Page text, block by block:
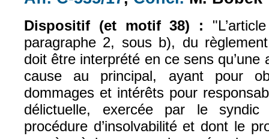
Dispositif (et motif 38) :
paragraphe 2, sous b), du
doit être interprété en ce sens qu’une
cause au principal, ayant pour
dommages et intérêts pour
délictuelle, exercée par le
procédure d’insolvabilité et dont le